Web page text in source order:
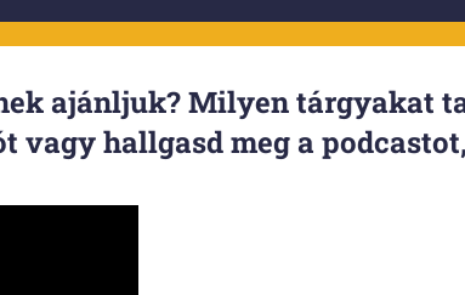
ajánljuk? Milyen tárgyakat
vagy hallgasd meg a